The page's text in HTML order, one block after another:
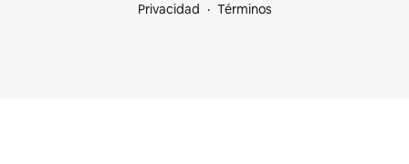
Privacidad
Términos